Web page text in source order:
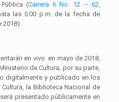
(Carrera 6 No. 12 – 62,
las 5:00 p.m. de la fecha de
2018).
en vivo en mayo de 2018,
de Cultura; por su parte,
digitalmente y publicado en los
la Biblioteca Nacional de
presentado públicamente en